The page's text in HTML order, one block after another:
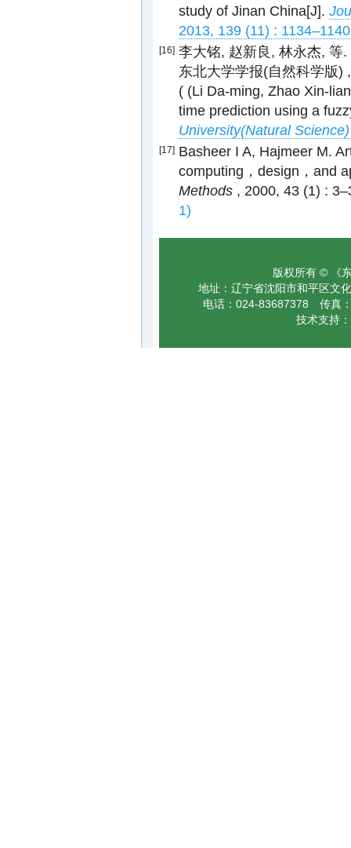
study of Jinan China[J].
2013, 139 (11) :
[16] 李大铭, 赵新良, 林永杰, 等
东北大学学报(自然科学版)
( (Li Da-ming, Zhao Xin-
time prediction using a
University(Natural Science)
[17] Basheer I A, Hajmeer M.
computing，design，and
Methods , 2000, 43 (1) :
1)